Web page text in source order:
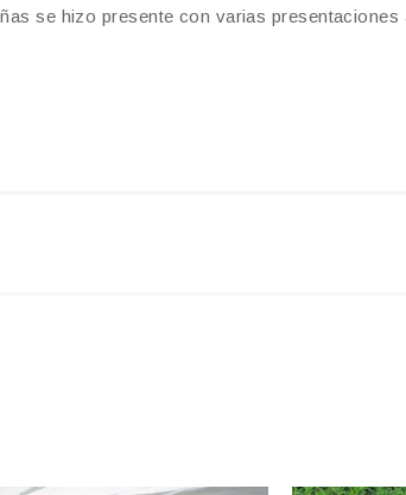
se hizo presente con varias